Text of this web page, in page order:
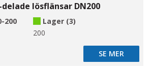
delade lösflänsar DN200
200
Lager (3)
200
SE MER
SE MER